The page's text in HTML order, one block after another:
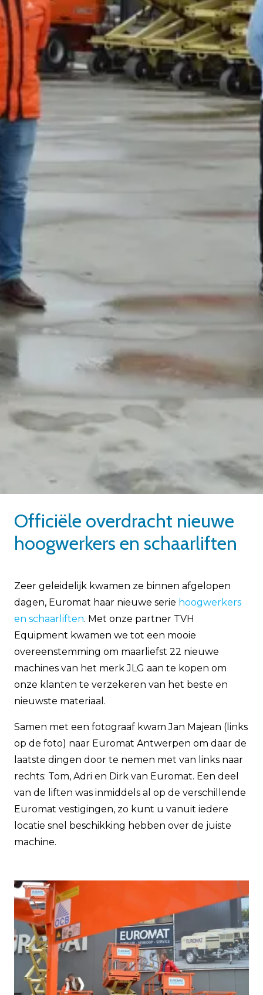
Officiële overdracht nieuwe
hoogwerkers en schaarliften
Zeer geleidelijk kwamen ze binnen afgelopen
dagen, Euromat haar nieuwe serie hoogwerkers
en schaarliften. Met onze partner TVH
Equipment kwamen we tot een mooie
overeenstemming om maarliefst 22 nieuwe
machines van het merk JLG aan te kopen om
onze klanten te verzekeren van het beste en
nieuwste materiaal.
Samen met een fotograaf kwam Jan Majean (links
op de foto) naar Euromat Antwerpen om daar de
laatste dingen door te nemen met van links naar
rechts: Tom, Adri en Dirk van Euromat. Een deel
van de liften was inmiddels al op de verschillende
Euromat vestigingen, zo kunt u vanuit iedere
locatie snel beschikking hebben over de juiste
machine.